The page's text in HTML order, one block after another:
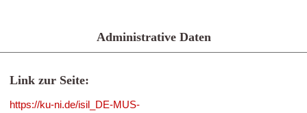
Administrative Daten
Link zur Seite:
https://ku-ni.de/isil_DE-MUS-